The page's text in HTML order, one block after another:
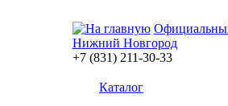
Нижний Новгород
+7 (831) 211-30-33
Каталог